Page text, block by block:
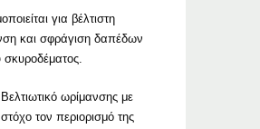
για βέλτιστη
και σφράγιση δαπέδων
Βελτιωτικό ωρίμανσης με
στόχο τον περιορισμό της